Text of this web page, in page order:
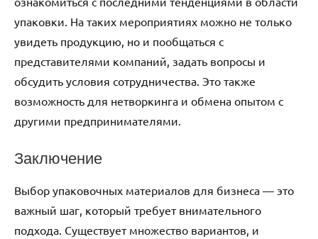
упаковки. На таких мероприятиях можно не только
увидеть продукцию, но и пообщаться с
представителями компаний, задать вопросы и
обсудить условия сотрудничества. Это также
возможность для нетворкинга и обмена опытом с
другими предпринимателями.
Заключение
Выбор упаковочных материалов для бизнеса — это
важный шаг, который требует внимательного
подхода. Существует множество вариантов, и